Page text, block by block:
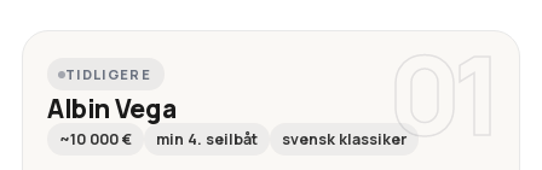
01
TIDLIGERE
Albin Vega
~10 000 € min 4. seilbåt svensk klassiker